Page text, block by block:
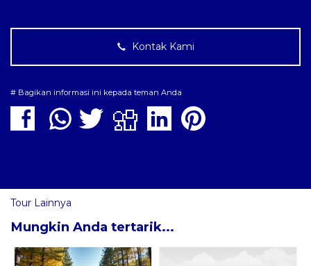
Kontak Kami
# Bagikan informasi ini kepada teman Anda
Tour Lainnya
Mungkin Anda tertarik...